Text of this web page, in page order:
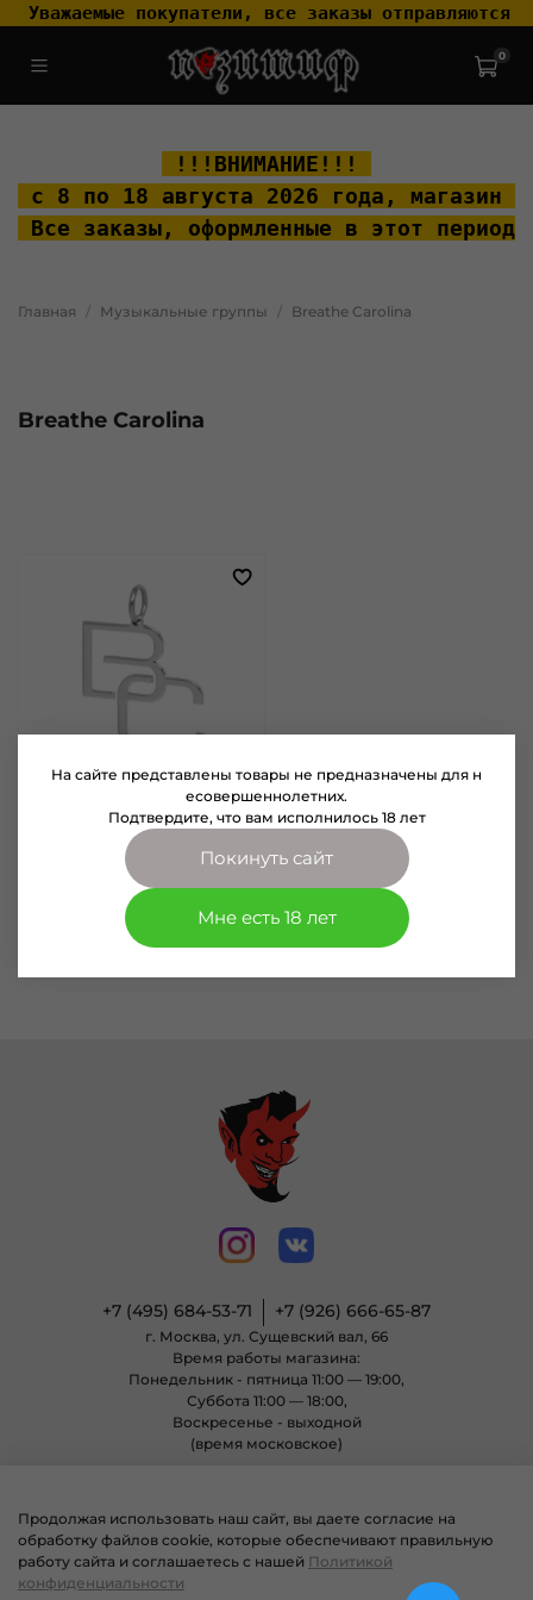
Уважаемые покупатели, все заказы отправляются
0
!!!ВНИМАНИЕ!!!
с 8 по 18 августа 2026 года, магазин
Все заказы, оформленные в этот
Главная Музыкальные группы Breathe Carolina
Breathe Carolina
2033301
Кулон Breathe Carolina
В корзину
+7 (495) 684-53-71 +7 (926) 666-65-87
г. Москва, ул. Сущевский вал, 66
Время работы магазина:
Понедельник - пятница 11:00 — 19:00,
Суббота 11:00 — 18:00,
Воскресенье - выходной
(время московское)
© 2004 - 2025 Магазин неформальной одежды «Позитиф» все права
защищены.
Продолжая использовать наш сайт, вы даете согласие на
обработку файлов cookie, которые обеспечивают правильную
работу сайта и соглашаетесь с нашей Политикой
конфиденциальности
На сайте представлены товары не предназначены для н
есовершеннолетних.
Подтвердите, что вам исполнилось 18 лет
Покинуть сайт
Мне есть 18 лет